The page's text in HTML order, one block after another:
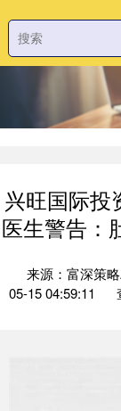
兴旺国际投
医生警告：
来源：富深策
05-15 04:59:11